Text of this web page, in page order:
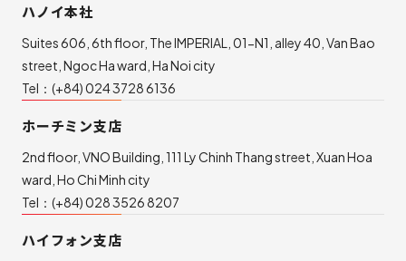
ハノイ本社
Suites 606, 6th floor, The IMPERIAL, 01-N1, alley 40, Van Bao
street, Ngoc Ha ward, Ha Noi city
Tel： (+84) 024 3728 6136
ホーチミン支店
2nd floor, VNO Building, 111 Ly Chinh Thang street, Xuan Hoa
ward, Ho Chi Minh city
Tel： (+84) 028 3526 8207
ハイフォン支店